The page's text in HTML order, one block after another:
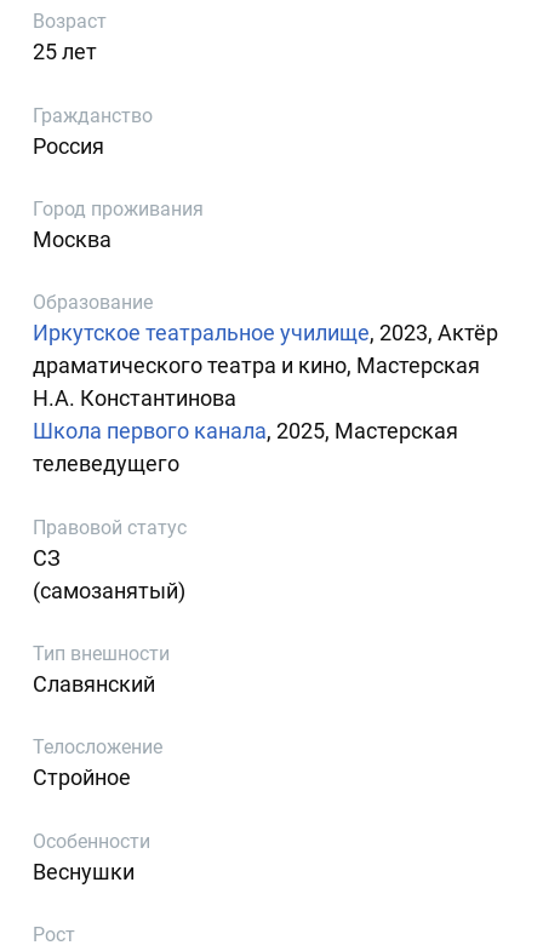
Возраст
25 лет
Гражданство
Россия
Город проживания
Москва
Образование
Иркутское театральное училище, 2023, Актёр
драматического театра и кино, Мастерская
Н.А. Константинова
Школа первого канала, 2025, Мастерская
телеведущего
Правовой статус
СЗ
(самозанятый)
Тип внешности
Славянский
Телосложение
Стройное
Особенности
Веснушки
Рост